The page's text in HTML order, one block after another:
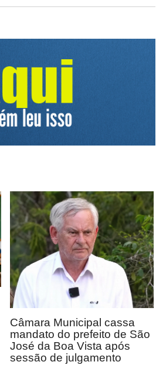
Câmara Municipal cassa
mandato do prefeito de São
José da Boa Vista após
sessão de julgamento